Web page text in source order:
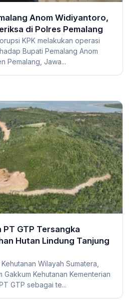
Anom Widiyantoro,
di Polres Pemalang
KPK melakukan operasi
Bupati Pemalang Anom
Pemalang, Jawa...
GTP Tersangka
Hutan Lindung Tanjung
Wilayah Sumatera,
Gakkum Kehutanan Kementerian
GTP sebagai te...